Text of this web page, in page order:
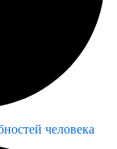
человека